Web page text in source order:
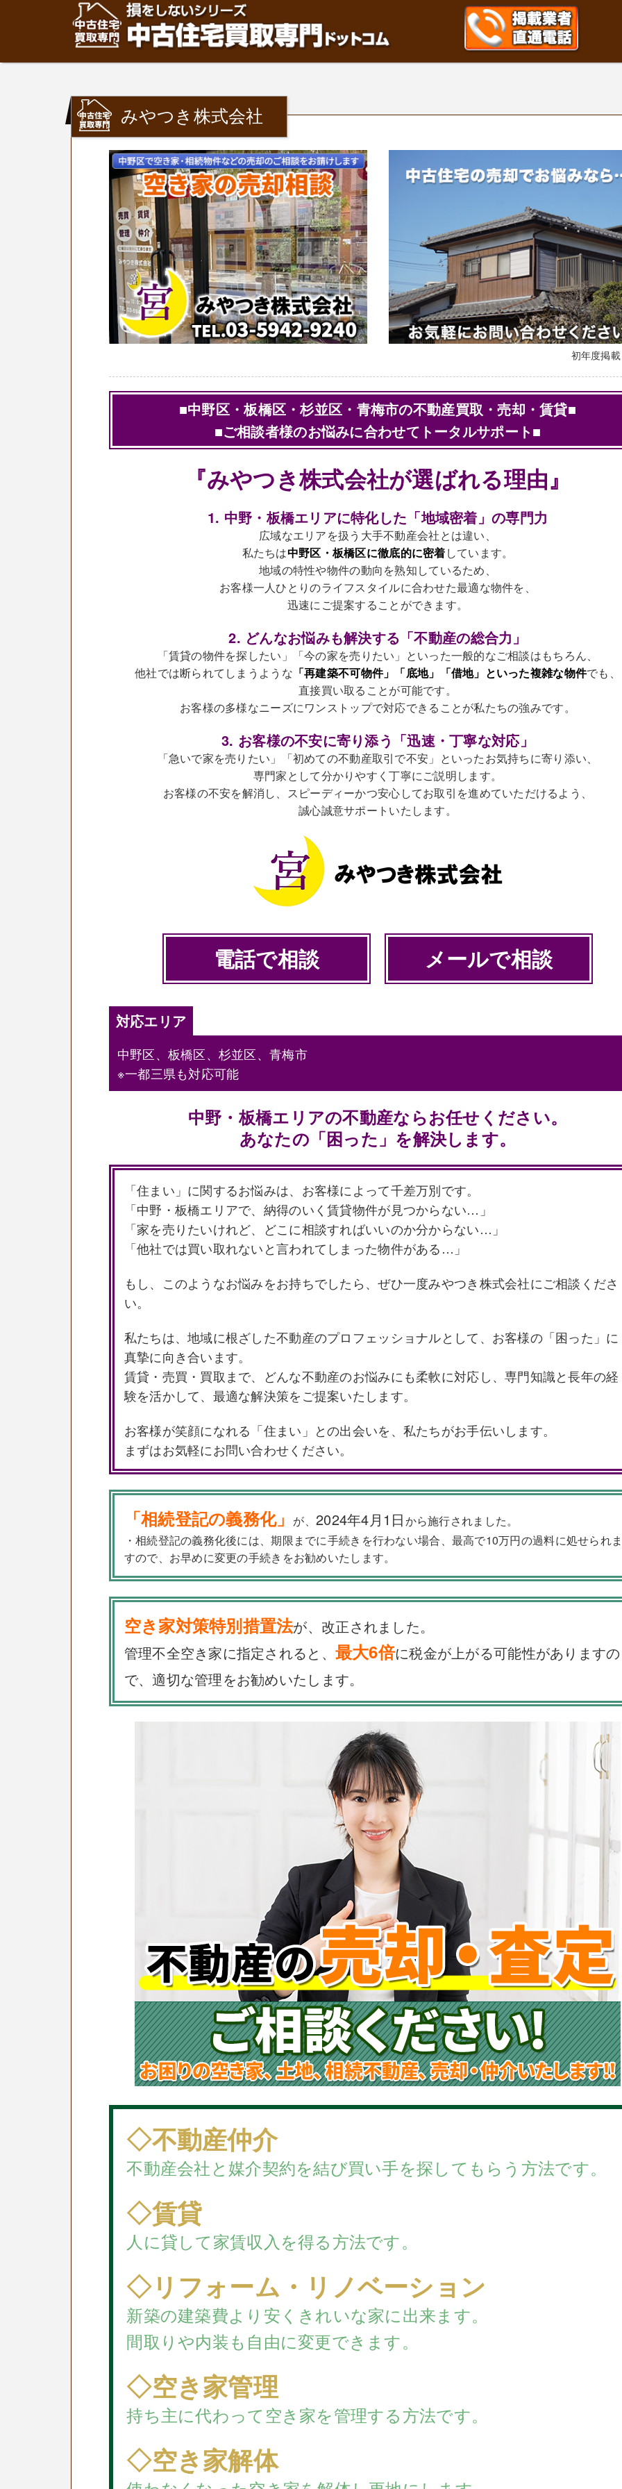
みやつき株式会社
初年度掲
■中野区・板橋区・杉並区・青梅市の不動産買取・売却・賃貸■
■ご相談者様のお悩みに合わせてトータルサポート■
『みやつき株式会社が選ばれる理由』
1. 中野・板橋エリアに特化した「地域密着」の専門力
広域なエリアを扱う大手不動産会社とは違い、
私たちは中野区・板橋区に徹底的に密着しています。
地域の特性や物件の動向を熟知しているため、
お客様一人ひとりのライフスタイルに合わせた最適な物件を、
迅速にご提案することができます。
2. どんなお悩みも解決する「不動産の総合力」
「賃貸の物件を探したい」「今の家を売りたい」といった一般的なご相談はもちろん、
他社では断られてしまうような 「再建築不可物件」「底地」「借地」といった複雑な物件でも、
直接買い取ることが可能です。
お客様の多様なニーズにワンストップで対応できることが私たちの強みです。
3. お客様の不安に寄り添う「迅速・丁寧な対応」
「急いで家を売りたい」「初めての不動産取引で不安」といったお気持ちに寄り添い、
専門家として分かりやすく丁寧にご説明します。
お客様の不安を解消し、スピーディーかつ安心してお取引を進めていただけるよう、
誠心誠意サポートいたします。
電話で相談 メールで相談
対応エリア
中野区、板橋区、杉並区、青梅市
※一都三県も対応可能
中野・板橋エリアの不動産ならお任せください。
あなたの「困った」を解決します。
「住まい」に関するお悩みは、お客様によって千差万別です。
「中野・板橋エリアで、納得のいく賃貸物件が見つからない…」
「家を売りたいけれど、どこに相談すればいいのか分からない…」
「他社では買い取れないと言われてしまった物件がある…」
もし、このようなお悩みをお持ちでしたら、ぜひ一度みやつき株式会社にご相談くださ
い。
私たちは、地域に根ざした不動産のプロフェッショナルとして、お客様の「困った」に
真摯に向き合います。
賃貸・売買・買取まで、どんな不動産のお悩みにも柔軟に対応し、専門知識と長年の経
験を活かして、最適な解決策をご提案いたします。
お客様が笑顔になれる「住まい」との出会いを、私たちがお手伝いします。
まずはお気軽にお問い合わせください。
「相続登記の義務化」 が、2024年4月1日から施行されました。
・相続登記の義務化後には、期限までに手続きを行わない場合、最高で10万円の過料に処せられ
すので、お早めに変更の手続きをお勧めいたします。
空き家対策特別措置法が、改正されました。
管理不全空き家に指定されると、 最大6倍に税金が上がる可能性がありますの
で、適切な管理をお勧めいたします。
◇不動産仲介
不動産会社と媒介契約を結び買い手を探してもらう方法です。
◇賃貸
人に貸して家賃収入を得る方法です。
◇リフォーム・リノベーション
新築の建築費より安くきれいな家に出来ます。
間取りや内装も自由に変更できます。
◇空き家管理
持ち主に代わって空き家を管理する方法です。
◇空き家解体